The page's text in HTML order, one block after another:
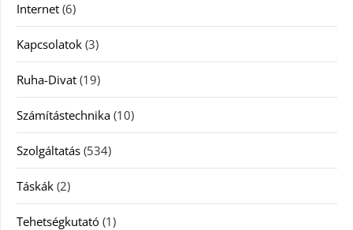
Internet (6)
Kapcsolatok (3)
Ruha-Divat (19)
Számítástechnika (10)
Szolgáltatás (534)
Táskák (2)
Tehetségkutató (1)